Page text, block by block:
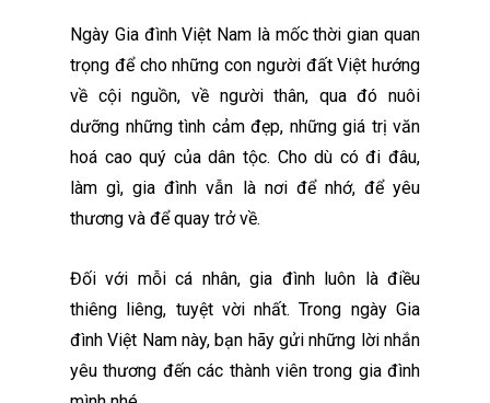
Ngày Gia đình Việt Nam là mốc thời gian quan
trọng để cho những con người đất Việt hướng
về cội nguồn, về người thân, qua đó nuôi
dưỡng những tình cảm đẹp, những giá trị văn
hoá cao quý của dân tộc. Cho dù có đi đâu,
làm gì, gia đình vẫn là nơi để nhớ, để yêu
thương và để quay trở về.
Đối với mỗi cá nhân, gia đình luôn là điều
thiêng liêng, tuyệt vời nhất. Trong ngày Gia
đình Việt Nam này, bạn hãy gửi những lời nhắn
yêu thương đến các thành viên trong gia đình